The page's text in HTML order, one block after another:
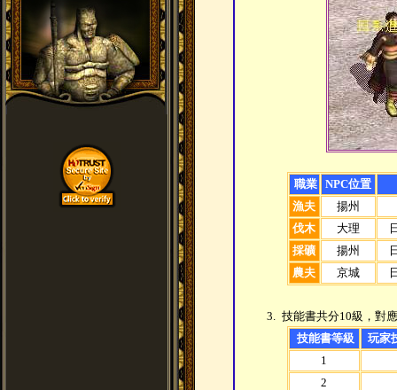
職業
NPC位置
漁夫
揚州
伐木
大理
採礦
揚州
農夫
京城
3. 技能書共分10級，對
技能書等級
玩家
1
2